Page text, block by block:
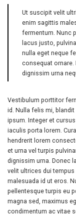
Ut suscipit velit
enim sagittis
fermentum. Nunc
lacus justo,
nulla eget neque
consequat ornare.
dignissim urna
Vestibulum porttitor
id. Nulla felis mi,
ipsum. Integer et
iaculis porta lorem.
hendrerit lorem
et urna vel turpis
dignissim urna. Donec
velit ultrices dui
malesuada id ut eros.
pellentesque turpis eu
magna sed, maximus
condimentum ac vitae